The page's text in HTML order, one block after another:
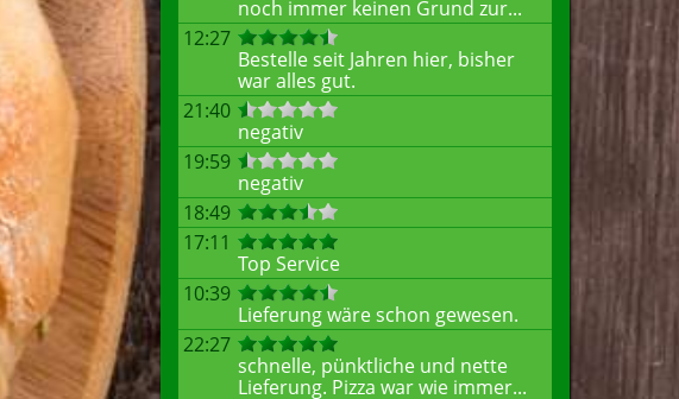
noch immer keinen Grund zur...
12:27
Bestelle seit Jahren hier, bisher
war alles gut.
21:40
negativ
19:59
negativ
18:49
17:11
Top Service
10:39
Lieferung wäre schon gewesen.
22:27
schnelle, pünktliche und nette
Lieferung. Pizza war wie immer...